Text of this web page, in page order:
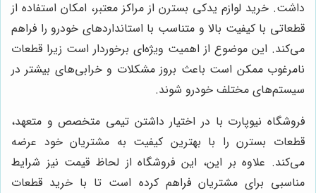
داشت. خرید لوازم یدکی بسترن از مراکز معتبر، امکان استفاده از
قطعاتی با کیفیت بالا و متناسب با استانداردهای خودرو را فراهم
می‌کند. این موضوع از اهمیت ویژه‌ای برخوردار است زیرا قطعات
نامرغوب ممکن است باعث بروز مشکلات و خرابی‌های بیشتر در
سیستم‌های مختلف خودرو شوند.
فروشگاه نیوپارت با در اختیار داشتن تیمی متخصص و متعهد،
قطعات بسترن را با بهترین کیفیت به مشتریان خود عرضه
می‌کند. علاوه بر این، این فروشگاه از لحاظ قیمت نیز شرایط
مناسبی برای مشتریان فراهم کرده است تا با خرید قطعات